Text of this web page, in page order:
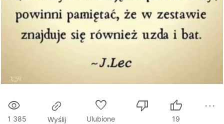
1 385 Wyślij Ulubione 19